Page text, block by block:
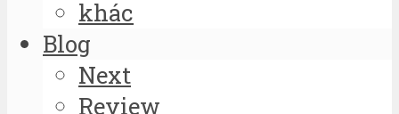
khác
Blog
Next
Review